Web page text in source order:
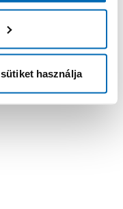
használja